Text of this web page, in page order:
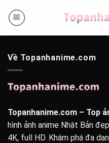
qua
Về Topanhanime.com
Topanhanime.com – Top
hình ảnh anime Nhật Bản
4K, full HD. Khám phá đa